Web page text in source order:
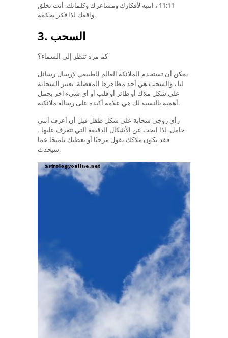
11:11 ، انتبه لأفكارك ومشاعرك وكلماتك. أنت تخلق
واقعك لذافكر بحكمة.
3. السحب
كم مرة تنظر إلى السماء؟
يمكن أن تستخدم الملائكة العالم الطبيعي لإرسال رسائل
لنا ، والسحب هي أحد مظاهرها المفضلة. تعتبر السحابة
على شكل ملاك أو طائر أو قلب أو أي شيء آخر يحمل
أهمية بالنسبة لك هي علامة أكيدة على رسالة ملائكية.
رأى زوجي سحابة على شكل طفل قبل أن أعرف أنني
حامل. لذا ابحث عن الأشكال الدقيقة التي تتعرف عليها ،
فقد يكون ملاكك يقول مرحبًا أو يعطيك تلميحًا عما
سيحدث.